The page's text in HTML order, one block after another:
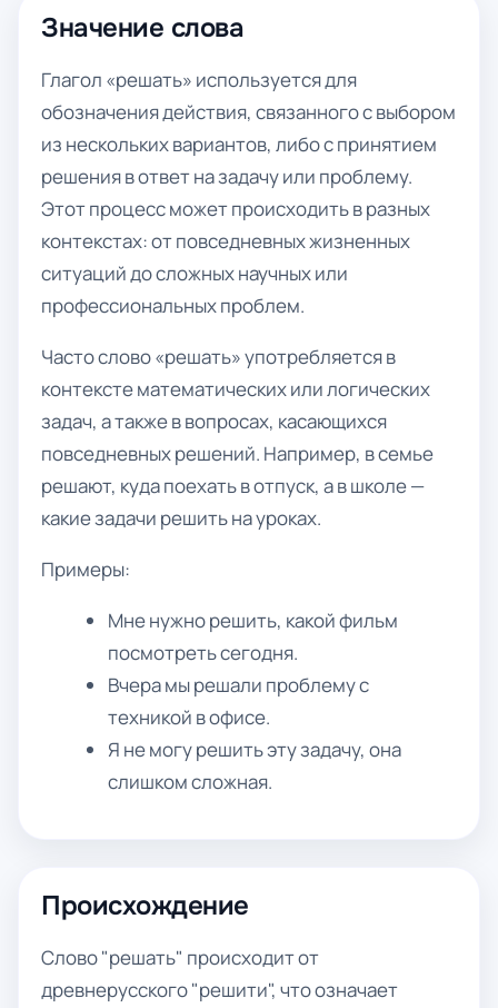
Значение слова
Глагол «решать» используется для
обозначения действия, связанного с выбором
из нескольких вариантов, либо с принятием
решения в ответ на задачу или проблему.
Этот процесс может происходить в разных
контекстах: от повседневных жизненных
ситуаций до сложных научных или
профессиональных проблем.
Часто слово «решать» употребляется в
контексте математических или логических
задач, а также в вопросах, касающихся
повседневных решений. Например, в семье
решают, куда поехать в отпуск, а в школе —
какие задачи решить на уроках.
Примеры:
Мне нужно решить, какой фильм
посмотреть сегодня.
Вчера мы решали проблему с
техникой в офисе.
Я не могу решить эту задачу, она
слишком сложная.
Происхождение
Слово "решать" происходит от
древнерусского "решити", что означает